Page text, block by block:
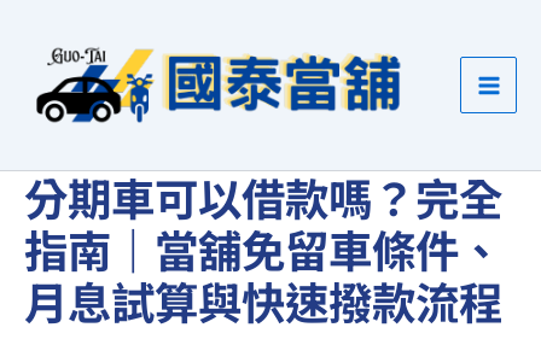
容 分期車可以借款嗎？完全
指南｜當舖免留車條件、
月息試算與快速撥款流程